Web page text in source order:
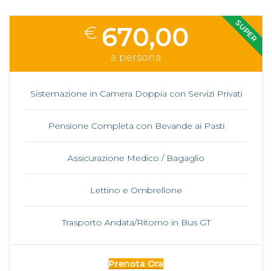
SUPER
€ 670,00
a persona
Sistemazione in Camera Doppia con Servizi Privati
Pensione Completa con Bevande ai Pasti
Assicurazione Medico / Bagaglio
Lettino e Ombrellone
Trasporto Andata/Ritorno in Bus GT
Prenota Ora